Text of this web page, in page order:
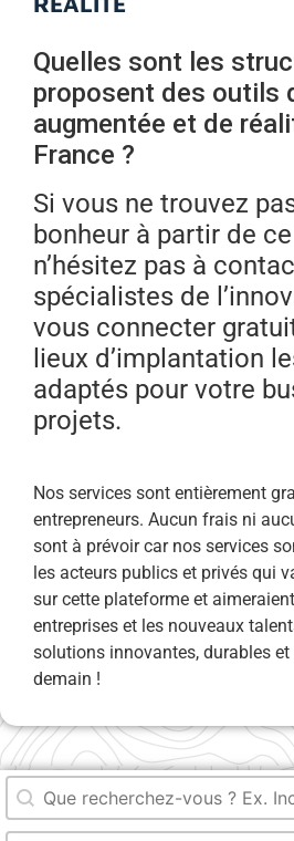
Quelles sont les
proposent des outils
augmentée et de
France ?
Si vous ne trouvez
bonheur à partir de
n’hésitez pas à
spécialistes de
vous connecter
lieux d’implantation
adaptés pour votre
projets.
Nos services sont entièrement
entrepreneurs. Aucun frais ni
sont à prévoir car nos services
les acteurs publics et privés qui
sur cette plateforme et
entreprises et les nouveaux
solutions innovantes, durables
demain !
Recherche dans le titre
Rechercher